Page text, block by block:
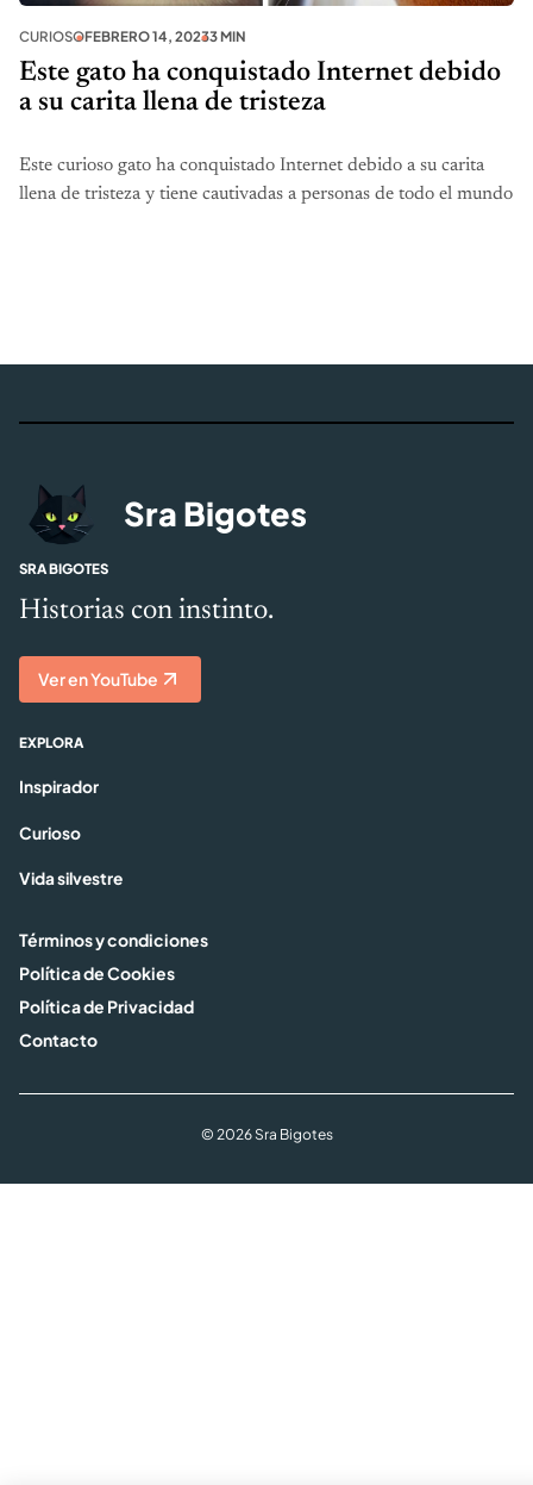
CURIOSOFEBRERO 14, 20233 MIN
Este gato ha conquistado Internet debido
a su carita llena de tristeza
Este curioso gato ha conquistado Internet debido a su carita
llena de tristeza y tiene cautivadas a personas de todo el mundo
Sra Bigotes
SRA BIGOTES
Historias con instinto.
Ver en YouTube
EXPLORA
Inspirador
Curioso
Vida silvestre
Términos y condiciones
Política de Cookies
Política de Privacidad
Contacto
© 2026 Sra Bigotes